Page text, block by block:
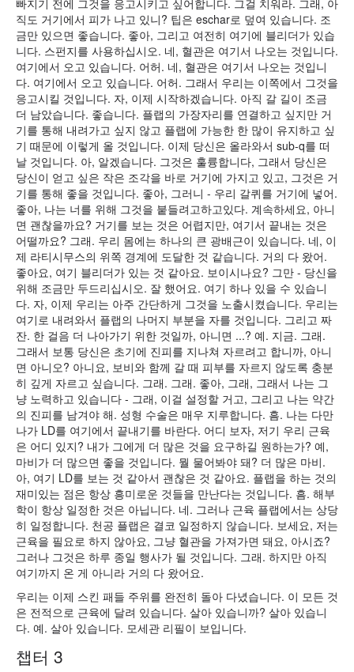
직도 거기에서 피가 나고 있니? 팁은 eschar로 덮여 있습니다. 조
금만 있으면 좋습니다. 좋아, 그리고 여전히 여기에 블리더가 있습
니다. 스펀지를 사용하십시오. 네, 혈관은 여기서 나오는 것입니다.
여기에서 오고 있습니다. 어허. 네, 혈관은 여기서 나오는 것입니
다. 여기에서 오고 있습니다. 어허. 그래서 우리는 이쪽에서 그것을
응고시킬 것입니다. 자, 이제 시작하겠습니다. 아직 갈 길이 조금
더 남았습니다. 좋습니다. 플랩의 가장자리를 연결하고 싶지만 거
기를 통해 내려가고 싶지 않고 플랩에 가능한 한 많이 유지하고 싶
기 때문에 이렇게 올 것입니다. 이제 당신은 올라와서 sub-q를 떠
날 것입니다. 아, 알겠습니다. 그것은 훌륭합니다, 그래서 당신은
당신이 얻고 싶은 작은 조각을 바로 거기에 가지고 있고, 그것은 거
기를 통해 좋을 것입니다. 좋아, 그러니 - 우리 갈퀴를 거기에 넣어.
좋아, 나는 너를 위해 그것을 붙들려고하고있다. 계속하세요, 아니
면 괜찮을까요? 거기를 보는 것은 어렵지만, 여기서 끝내는 것은
어떨까요? 그래. 우리 몸에는 하나의 큰 광배근이 있습니다. 네, 이
제 라티시무스의 위쪽 경계에 도달한 것 같습니다. 거의 다 왔어.
좋아요, 여기 블리더가 있는 것 같아요. 보이시나요? 그만 - 당신을
위해 조금만 두드리십시오. 잘 했어요. 여기 하나 있을 수 있습니
다. 자, 이제 우리는 아주 간단하게 그것을 노출시켰습니다. 우리는
여기로 내려와서 플랩의 나머지 부분을 자를 것입니다. 그리고 짜
잔. 한 걸음 더 나아가기 위한 것일까, 아니면 ...? 예. 지금. 그래.
그래서 보통 당신은 초기에 진피를 지나쳐 자르려고 합니까, 아니
면 아니오? 아니요, 보비와 함께 갈 때 피부를 자르지 않도록 충분
히 깊게 자르고 싶습니다. 그래. 그래. 좋아, 그래, 그래서 나는 그
냥 노력하고 있습니다 - 그래, 이걸 설정할 거고, 그리고 나는 약간
의 진피를 남겨야 해. 성형 수술은 매우 지루합니다. 흠. 나는 다만
나가 LD를 여기에서 끝내기를 바란다. 어디 보자, 저기 우리 근육
은 어디 있지? 내가 그에게 더 많은 것을 요구하길 원하는가? 예,
마비가 더 많으면 좋을 것입니다. 뭘 물어봐야 돼? 더 많은 마비.
아, 여기 LD를 보는 것 같아서 괜찮은 것 같아요. 플랩을 하는 것의
재미있는 점은 항상 흥미로운 것들을 만난다는 것입니다. 흠. 해부
학이 항상 일정한 것은 아닙니다. 네. 그러나 근육 플랩에서는 상당
히 일정합니다. 천공 플랩은 결코 일정하지 않습니다. 보세요, 저는
근육을 필요로 하지 않아요, 그냥 혈관을 가져가면 돼요, 아시죠?
그러나 그것은 하루 종일 행사가 될 것입니다. 그래. 하지만 아직
여기까지 온 게 아니라 거의 다 왔어요.
우리는 이제 스킨 패들 주위를 완전히 돌아 다녔습니다. 이 모든 것
은 전적으로 근육에 달려 있습니다. 살아 있습니까? 살아 있습니
다. 예. 살아 있습니다. 모세관 리필이 보입니다.
챕터 3